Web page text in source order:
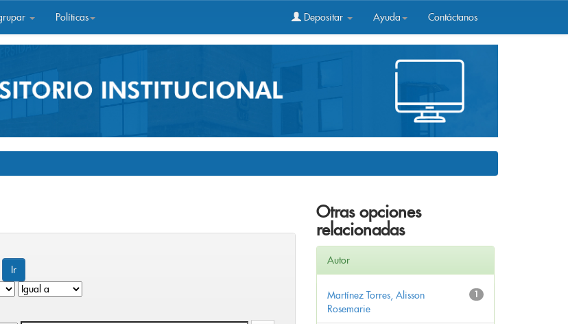
Políticas Depositar Ayuda Contáctanos
Otras opciones
relacionadas
Autor
1
Martínez Torres, Alisson
Rosemarie